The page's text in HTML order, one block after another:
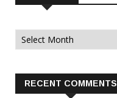
Archives
RECENT COMMENTS